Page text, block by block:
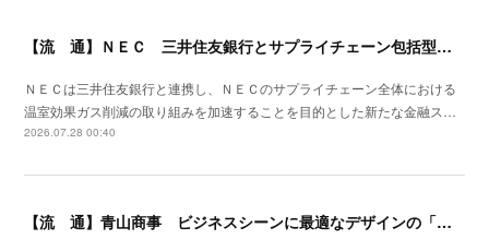
【流 通】ＮＥＣ 三井住友銀行とサプライチェーン包括型のファイナンススキーム策定
ＮＥＣは三井住友銀行と連携し、ＮＥＣのサプライチェーン全体における
温室効果ガス削減の取り組みを加速することを目的とした新たな金融ス…
2026.07.28 00:40
【流 通】青山商事 ビジネスシーンに最適なデザインの「空調ウエア」発売